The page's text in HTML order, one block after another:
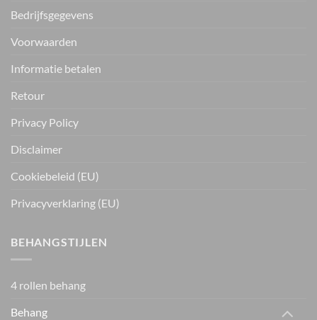
Bedrijfsgegevens
Voorwaarden
Informatie betalen
Retour
Privacy Policy
Disclaimer
Cookiebeleid (EU)
Privacyverklaring (EU)
BEHANGSTIJLEN
4 rollen behang
Behang